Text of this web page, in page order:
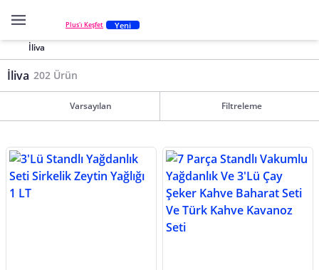
Plus'ı Keşfet Yeni
İliva
İliva 202 Ürün
Varsayılan Filtreleme